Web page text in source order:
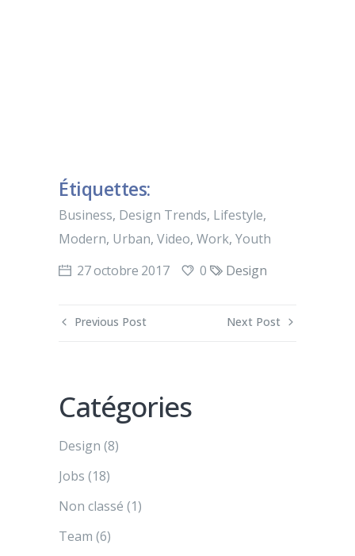
Étiquettes:
Business, Design Trends, Lifestyle,
Modern, Urban, Video, Work, Youth
27 octobre 2017
0 Design
Previous Post Next Post
Catégories
Design (8)
Jobs (18)
Non classé (1)
Team (6)